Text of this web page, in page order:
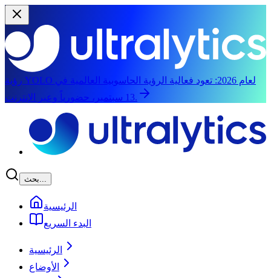
رؤية YOLO لعام 2026:
تعود فعالية الرؤية الحاسوبية العالمية في
13 سبتمبر، حضورياً وعبر الإنترنت.
بحث...
الرئيسية
البدء السريع
الرئيسية
الأوضاع